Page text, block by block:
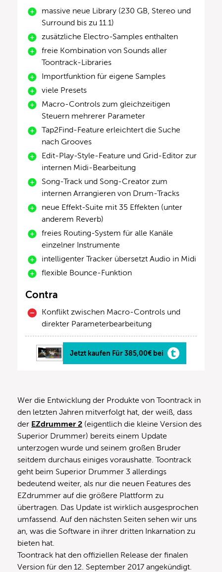
massive neue Library (230 GB, Stereo und
Surround bis zu 11.1)
zusätzliche Electro-Samples enthalten
freie Kombination von Sounds aller
Toontrack-Libraries
Importfunktion für eigene Samples
viele Presets
Macro-Controls zum gleichzeitigen
Steuern mehrerer Parameter
Tap2Find-Feature erleichtert die Suche
nach Grooves
Edit-Play-Style-Feature und Grid-Editor zur
internen Midi-Bearbeitung
Song-Track und Song-Creator zum
internen Arrangieren von Drum-Tracks
neue Effekt-Suite mit 35 Effekten (unter
anderem Reverb)
freies Routing-System für alle Kanäle
einzelner Instrumente
intelligenter Tracker übersetzt Audio in Midi
flexible Bounce-Funktion
Contra
Konflikt zwischen Macro-Controls und
direkter Parameterbearbeitung
Jetzt kaufen Für 385,00€ bei
Wer die Entwicklung der Produkte von Toontrack in
den letzten Jahren mitverfolgt hat, der weiß, dass
der EZdrummer 2 (eigentlich die kleine Version des
Superior Drummer) bereits einem Update
unterzogen wurde und seinem großen Bruder
seitdem durchaus einiges voraushatte. Toontrack
geht beim Superior Drummer 3 allerdings
bedeutend weiter, als nur die neuen Features des
EZdrummer auf die größere Plattform zu
übertragen. Das Update ist wirklich ausgesprochen
umfassend. Auf den nächsten Seiten sehen wir uns
an, was die Software in ihrer dritten Inkarnation zu
bieten hat.
Toontrack hat den offiziellen Release der finalen
Version für den 12. September 2017 angekündigt.